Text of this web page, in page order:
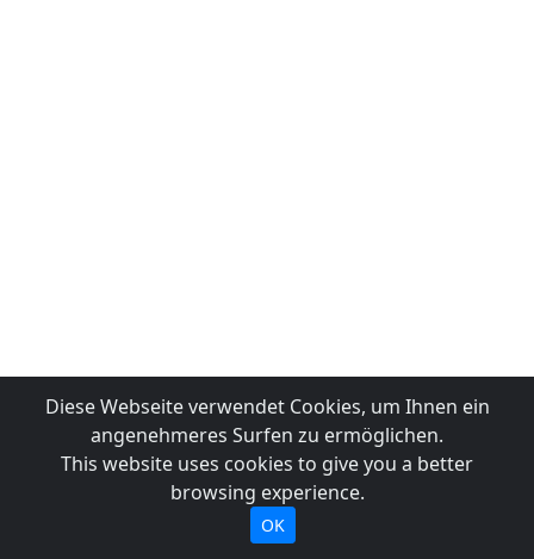
Diese Webseite verwendet Cookies, um Ihnen ein
angenehmeres Surfen zu ermöglichen.
This website uses cookies to give you a better
browsing experience.
OK